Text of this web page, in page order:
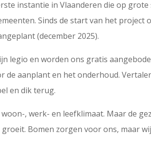
instantie in Vlaanderen die op
Sinds de start van het project
(december 2025).
legio en worden ons gratis
de aanplant en het onderhoud.
en dik terug.
, werk- en leefklimaat. Maar de
Bomen zorgen voor ons, maar